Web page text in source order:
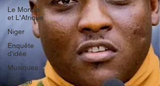
Le Monde
et L'Afrique
Niger
Enquête
d'idée
Musiques
Science